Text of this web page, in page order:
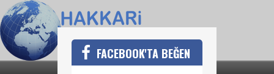
FACEBOOK'TA BEĞEN